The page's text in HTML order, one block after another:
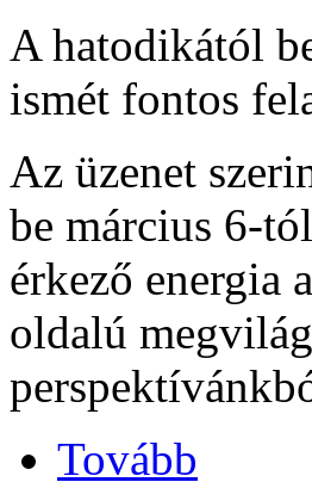
A hatodikától
ismét fontos
Az üzenet
be március 6-
érkező energia
oldalú
Tovább